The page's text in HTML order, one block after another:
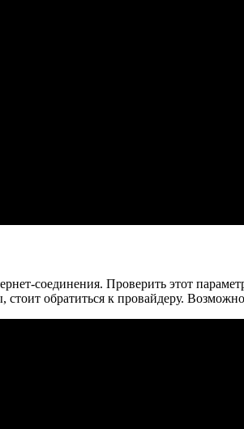
соединения. Проверить этот
обратиться к провайдеру.